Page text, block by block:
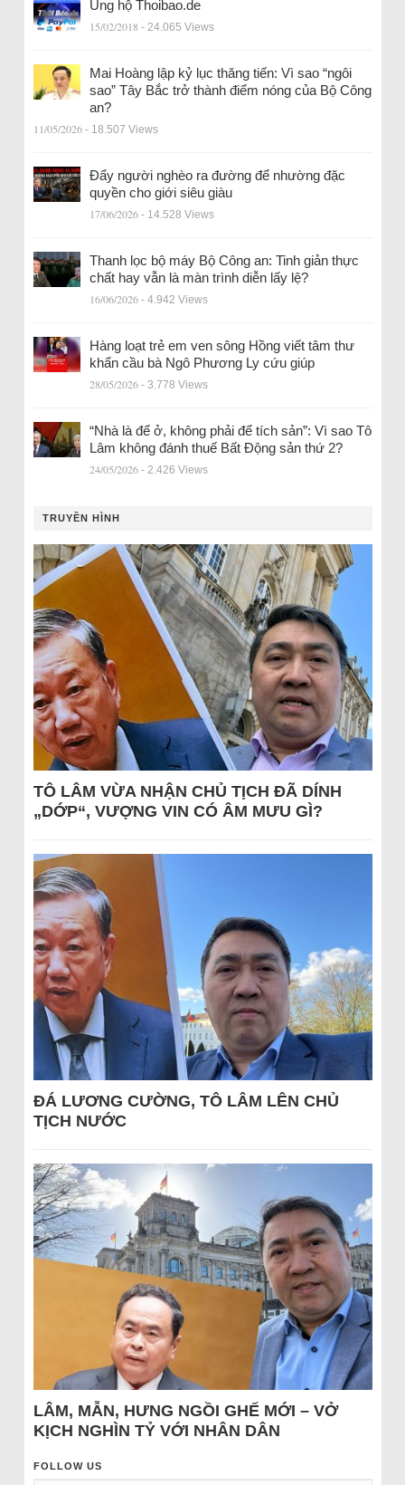
Ủng hộ Thoibao.de
15/02/2018 - 24.065 Views
Mai Hoàng lập kỷ lục thăng tiến: Vì sao “ngôi
sao” Tây Bắc trở thành điểm nóng của Bộ Công
an?
11/05/2026 - 18.507 Views
Đẩy người nghèo ra đường để nhường đặc
quyền cho giới siêu giàu
17/06/2026 - 14.528 Views
Thanh lọc bộ máy Bộ Công an: Tinh giản thực
chất hay vẫn là màn trình diễn lấy lệ?
16/06/2026 - 4.942 Views
Hàng loạt trẻ em ven sông Hồng viết tâm thư
khẩn cầu bà Ngô Phương Ly cứu giúp
28/05/2026 - 3.778 Views
“Nhà là để ở, không phải để tích sản”: Vì sao Tô
Lâm không đánh thuế Bất Động sản thứ 2?
24/05/2026 - 2.426 Views
TRUYỀN HÌNH
TÔ LÂM VỪA NHẬN CHỦ TỊCH ĐÃ DÍNH
„DỚP“, VƯỢNG VIN CÓ ÂM MƯU GÌ?
ĐÁ LƯƠNG CƯỜNG, TÔ LÂM LÊN CHỦ
TỊCH NƯỚC
LÂM, MẪN, HƯNG NGỒI GHẾ MỚI – VỞ
KỊCH NGHÌN TỶ VỚI NHÂN DÂN
FOLLOW US